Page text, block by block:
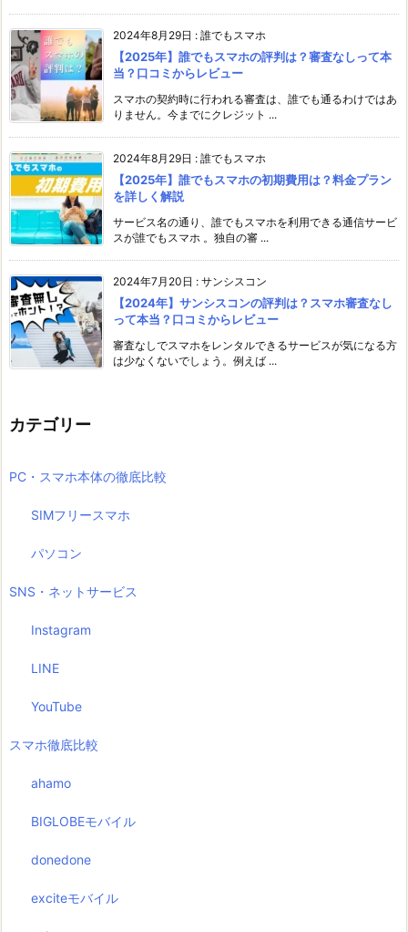
2024年8月29日 : 誰でもスマホ
【2025年】誰でもスマホの評判は？審査なしって本
当？口コミからレビュー
スマホの契約時に行われる審査は、誰でも通るわけではあ
りません。今までにクレジット ...
2024年8月29日 : 誰でもスマホ
【2025年】誰でもスマホの初期費用は？料金プラン
を詳しく解説
サービス名の通り、誰でもスマホを利用できる通信サービ
スが誰でもスマホ 。独自の審 ...
2024年7月20日 : サンシスコン
【2024年】サンシスコンの評判は？スマホ審査なし
って本当？口コミからレビュー
審査なしでスマホをレンタルできるサービスが気になる方
は少なくないでしょう。例えば ...
カテゴリー
PC・スマホ本体の徹底比較
SIMフリースマホ
パソコン
SNS・ネットサービス
Instagram
LINE
YouTube
スマホ徹底比較
ahamo
BIGLOBEモバイル
donedone
exciteモバイル